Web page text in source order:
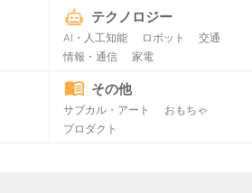
テクノロジー
AI・人工知能 ロボット
交通
情報・通信
家電
その他
サブカル・アート
おもちゃ
プロダクト